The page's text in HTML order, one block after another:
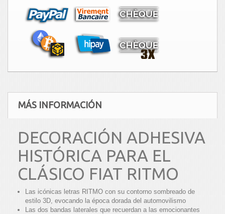
MÁS INFORMACIÓN
DECORACIÓN ADHESIVA
HISTÓRICA PARA EL
CLÁSICO FIAT RITMO
Las icónicas letras RITMO con su contorno sombreado de
estilo 3D, evocando la época dorada del automovilismo
Las dos bandas laterales que recuerdan a las emocionantes